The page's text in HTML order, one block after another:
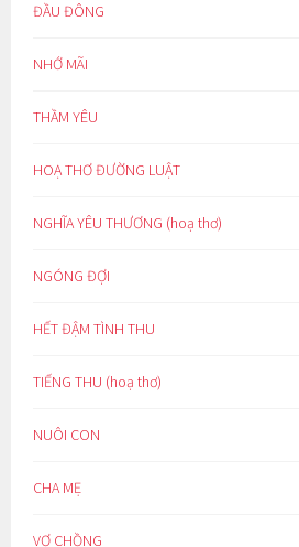
ĐẦU ĐÔNG
NHỚ MÃI
THẦM YÊU
HOẠ THƠ ĐƯỜNG LUẬT
NGHĨA YÊU THƯƠNG (hoạ thơ)
NGÓNG ĐỢI
HẾT ĐẬM TÌNH THU
TIẾNG THU (hoạ thơ)
NUÔI CON
CHA MẸ
VỢ CHỒNG